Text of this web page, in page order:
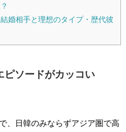
婚相手と理想のタイプ・歴代彼
ピソードがカッコい
、日韓のみならずアジア圏で高